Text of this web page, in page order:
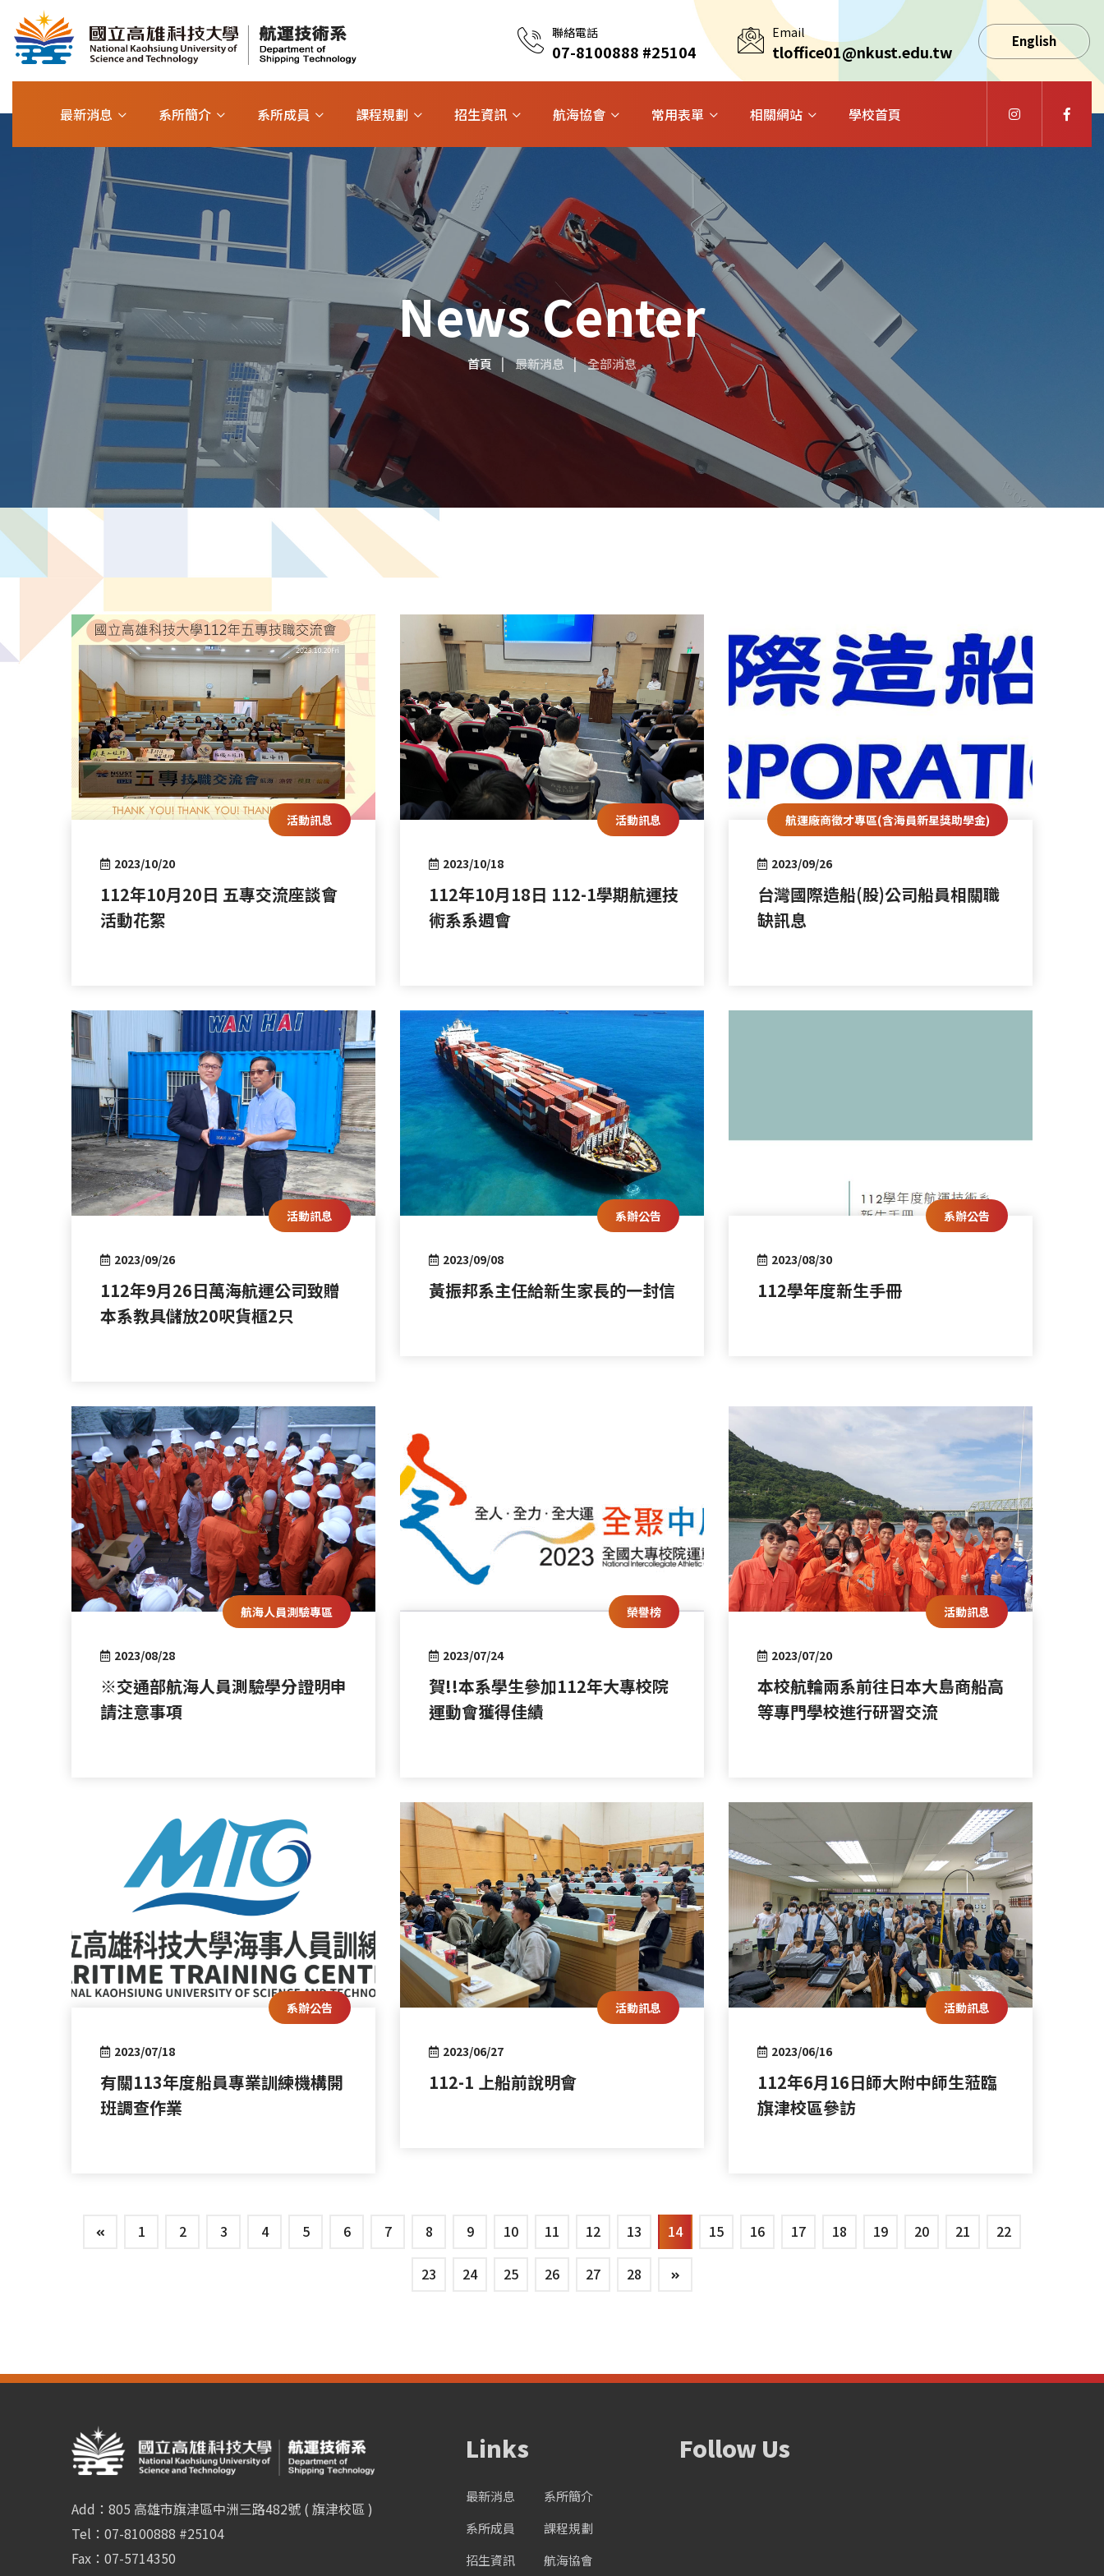
聯絡電話
07-8100888 #25104
Email
tloffice01@nkust.edu.tw
English
最新消息 系所簡介 系所成員 課程規劃 招生資訊 航海協會 常用表單 相關網站 學校首頁
News Center
首頁 最新消息 全部消息
活動訊息
2023/10/20
112年10月20日 五專交流座談會
活動花絮
活動訊息
2023/10/18
112年10月18日 112-1學期航運技
術系系週會
航運廠商徵才專區(含海員新星獎助學金)
2023/09/26
台灣國際造船(股)公司船員相關職
缺訊息
活動訊息
2023/09/26
112年9月26日萬海航運公司致贈
本系教具儲放20呎貨櫃2只
系辦公告
2023/09/08
黃振邦系主任給新生家長的一封信
系辦公告
2023/08/30
112學年度新生手冊
航海人員測驗專區
2023/08/28
※交通部航海人員測驗學分證明申
請注意事項
榮譽榜
2023/07/24
賀!!本系學生參加112年大專校院
運動會獲得佳績
活動訊息
2023/07/20
本校航輪兩系前往日本大島商船高
等專門學校進行研習交流
系辦公告
2023/07/18
有關113年度船員專業訓練機構開
班調查作業
活動訊息
2023/06/27
112-1 上船前說明會
活動訊息
2023/06/16
112年6月16日師大附中師生蒞臨
旗津校區參訪
1 2 3 4 5 6 7 8 9 10 11 12 13 14 15 16 17 18 19 20 21 22
23 24 25 26 27 28
Add：805 高雄市旗津區中洲三路482號 ( 旗津校區 )
Tel：07-8100888 #25104
Fax：07-5714350
Links
最新消息
系所簡介
系所成員
課程規劃
招生資訊
航海協會
Follow Us